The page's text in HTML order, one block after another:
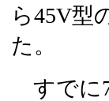
ら45V型
た。
すでに